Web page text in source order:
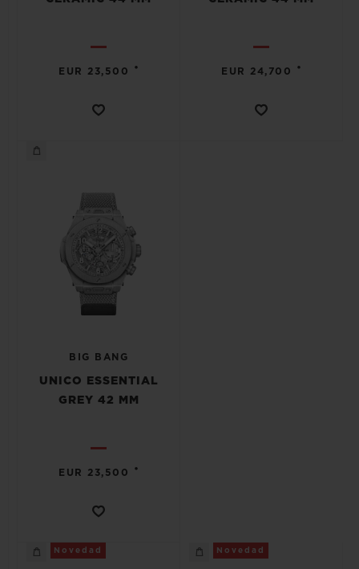
EUR 23,500 • EUR 24,700 •
BIG BANG
UNICO ESSENTIAL
GREY 42 MM
EUR 23,500 •
Novedad Novedad
CONTACTO